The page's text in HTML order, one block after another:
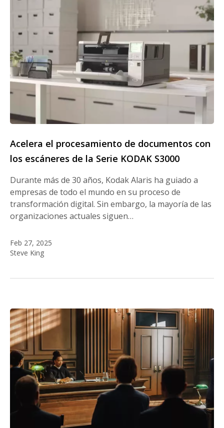
Acelera el procesamiento de documentos con
los escáneres de la Serie KODAK S3000
Durante más de 30 años, Kodak Alaris ha guiado a
empresas de todo el mundo en su proceso de
transformación digital. Sin embargo, la mayoría de las
organizaciones actuales siguen…
Feb 27, 2025
Steve King